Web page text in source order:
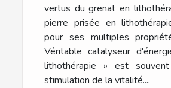
vertus du grenat en
pierre prisée en
pour ses multiples
Véritable catalyseur
lithothérapie » est
stimulation de la vitalité....